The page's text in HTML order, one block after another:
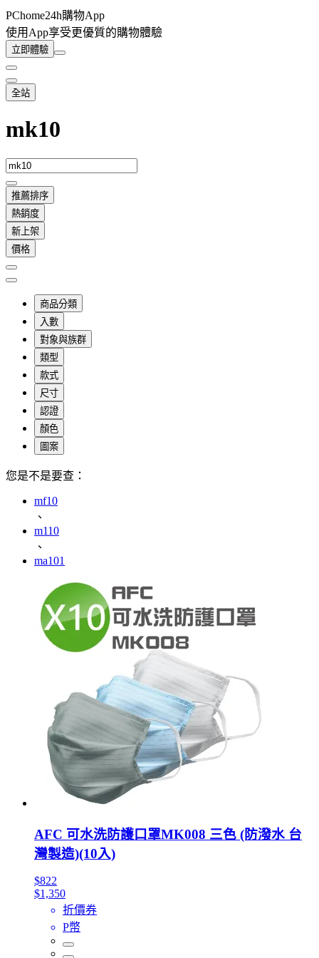
PChome24h購物App
使用App享受更優質的購物體驗
立即體驗
全站
mk10
推薦排序
熱銷度
新上架
價格
商品分類
入數
對象與族群
類型
款式
尺寸
認證
顏色
圖案
您是不是要查：
mf10
、
m110
、
ma101
AFC 可水洗防護口罩MK008 三色 (防潑水 台
灣製造)(10入)
$822
$1,350
折價券
P幣